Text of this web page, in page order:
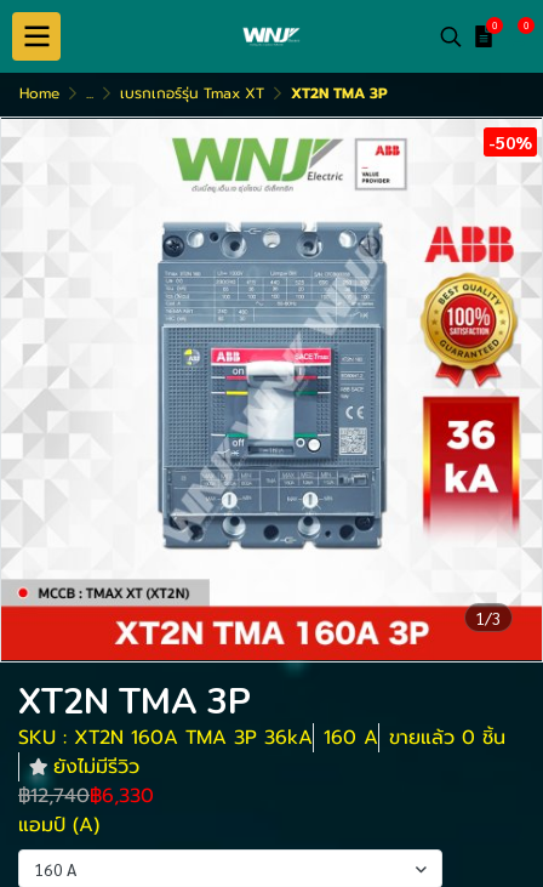
0 0
Home ... เบรกเกอร์รุ่น Tmax XT XT2N TMA 3P
1/3
-50%
XT2N TMA 3P
SKU : XT2N 160A TMA 3P 36kA 160 A ขายแล้ว 0 ชิ้น
ยังไม่มีรีวิว
฿12,740฿6,330
แอมป์ (A)
160 A